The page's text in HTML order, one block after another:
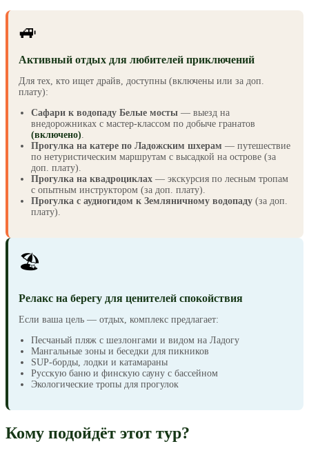
🚙
Активный отдых для любителей приключений
Для тех, кто ищет драйв, доступны (включены или за доп.
плату):
Сафари к водопаду Белые мосты — выезд на
внедорожниках с мастер-классом по добыче гранатов
(включено)
Прогулка на катере по Ладожским шхерам — путешествие
по нетуристическим маршрутам с высадкой на острове (за
доп. плату).
Прогулка на квадроциклах — экскурсия по лесным тропам
с опытным инструктором (за доп. плату).
Прогулка с аудиогидом к Земляничному водопаду (за доп.
плату).
🏖️
Релакс на берегу для ценителей спокойствия
Если ваша цель — отдых, комплекс предлагает:
Песчаный пляж с шезлонгами и видом на Ладогу
Мангальные зоны и беседки для пикников
SUP-борды, лодки и катамараны
Русскую баню и финскую сауну с бассейном
Экологические тропы для прогулок
Кому подойдёт этот тур?